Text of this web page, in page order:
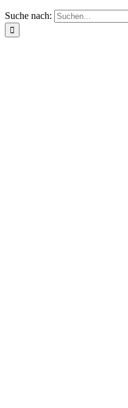
Suche nach: